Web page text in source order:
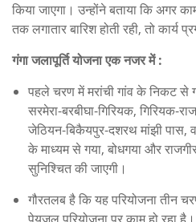
किया जाएगा। उन्होंने बताया कि अगर
तक लगातार बारिश होती रही, तो कार्य
गंगा जलापूर्ति योजना एक नजर में :
पहले चरण में मरांची गांव के निकट से
सरमेरा-बरबीघा-गिरियक, गिरियक-
जेठियन-बिकैयपुर-दशरथ मांझी पास,
के माध्यम से गया, बोधगया और
सुनिश्चित की जाएगी।
गौरतलब है कि यह परियोजना तीन